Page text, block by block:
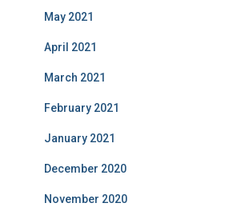
May 2021
April 2021
March 2021
February 2021
January 2021
December 2020
November 2020